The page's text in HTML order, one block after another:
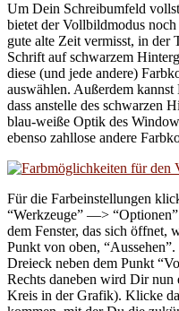
Um Dein Schreibumfeld
bietet der Vollbildmodus
gute alte Zeit vermisst, in der
Schrift auf schwarzem
diese (und jede andere)
auswählen. Außerdem
dass anstelle des schwarzen
blau-weiße Optik des
ebenso zahllose andere
Für die Farbeinstellungen
“Werkzeuge” —>
dem Fenster, das sich öffnet,
Punkt von oben,
Dreieck neben dem Punkt
Rechts daneben wird Dir nun
Kreis in der Grafik). Klicke